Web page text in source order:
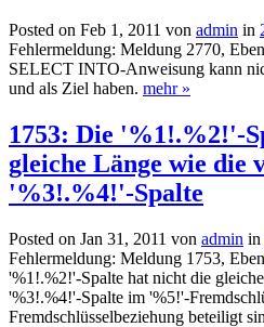
Posted on Feb 1, 2011 von admin in
Fehlermeldung: Meldung 2770,
SELECT INTO-Anweisung kann
und als Ziel haben. mehr »
1753: Die '%1!.%2!'-
gleiche Länge wie die
'%3!.%4!'-Spalte
Posted on Jan 31, 2011 von admin in
Fehlermeldung: Meldung 1753,
'%1!.%2!'-Spalte hat nicht die
'%3!.%4!'-Spalte im '%5!'-
Fremdschlüsselbeziehung beteiligt